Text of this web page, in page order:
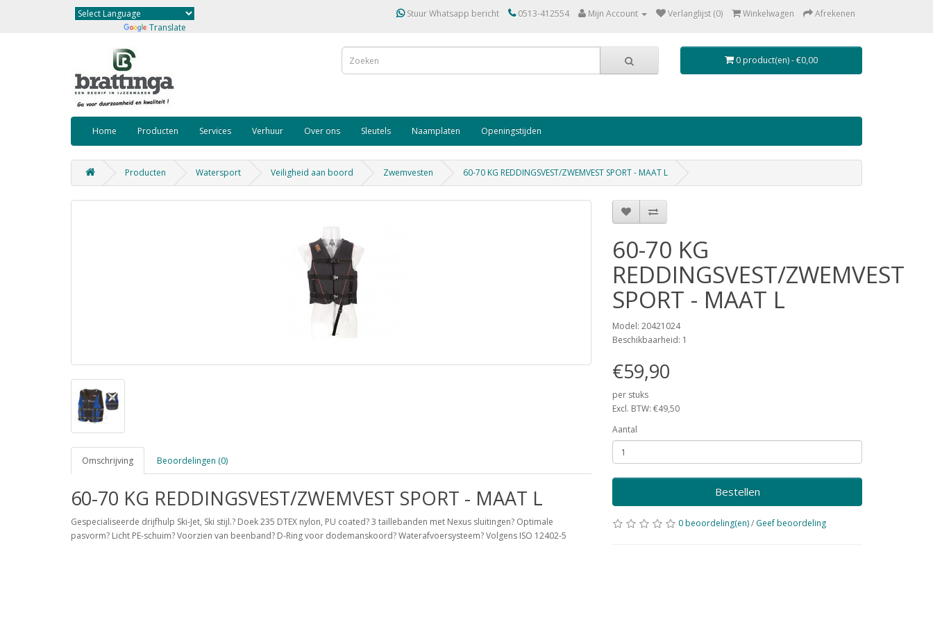
Translate
Stuur Whatsapp bericht 0513-412554 Mijn Account Verlanglijst (0) Winkelwagen Afrekenen
0 product(en) - €0,00
Home Producten Services Verhuur Over ons Sleutels Naamplaten Openingstijden
Producten Watersport Veiligheid aan boord Zwemvesten 60-70 KG REDDINGSVEST/ZWEMVEST SPORT - MAAT L
Omschrijving Beoordelingen (0)
60-70 KG REDDINGSVEST/ZWEMVEST SPORT - MAAT L
Gespecialiseerde drijfhulp Ski-Jet, Ski stijl.? Doek 235 DTEX nylon, PU coated? 3 taillebanden met Nexus sluitingen? Optimale
pasvorm? Licht PE-schuim? Voorzien van beenband? D-Ring voor dodemanskoord? Waterafvoersysteem? Volgens ISO 12402-5
60-70 KG
REDDINGSVEST/ZWEMVEST
SPORT - MAAT L
Model: 20421024
Beschikbaarheid: 1
€59,90
per stuks
Excl. BTW: €49,50
Aantal
Bestellen
0 beoordeling(en)/ Geef beoordeling